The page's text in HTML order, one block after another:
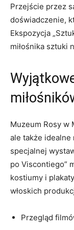
Przejście przez
⁣doświadczenie,
Ekspozycja
miłośnika⁢ sztuki‍
Muzeum​ Rosy w
ale ⁤także idealne
specjalnej
po Viscontiego”⁤
kostiumy i
włoskich
Przegląd⁤